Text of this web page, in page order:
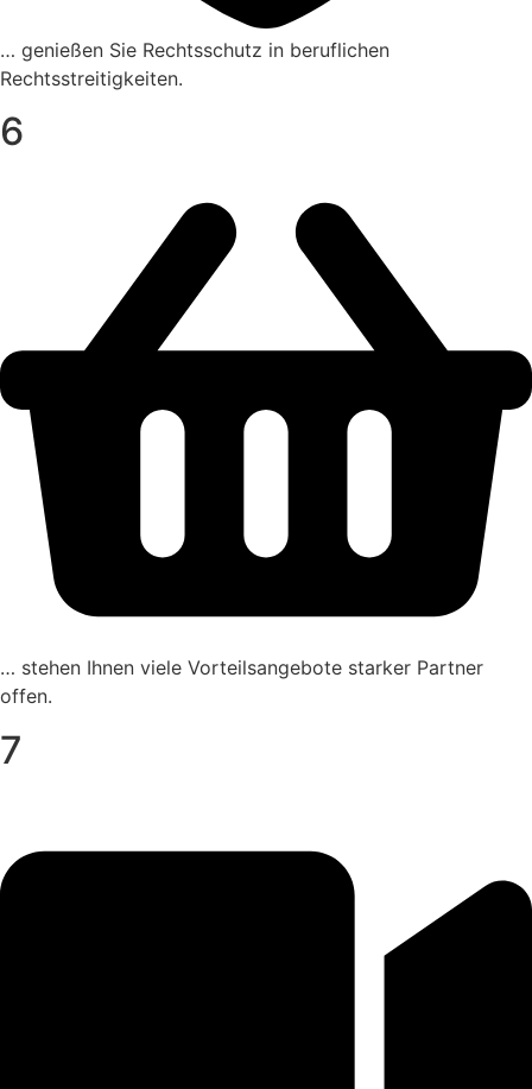
… genießen Sie Rechts­schutz in beruf­li­chen
Rechtsstreitigkeiten.
6
… stehen Ihnen viele Vorteils­an­ge­bote starker Partner
offen.
7